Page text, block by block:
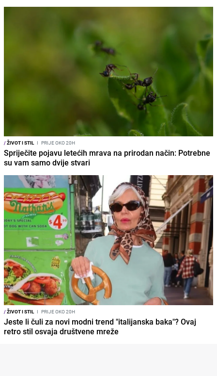
/ŽIVOT I STIL I PRIJE OKO 20H
Spriječite pojavu letećih mrava na prirodan način: Potrebne
su vam samo dvije stvari
/ŽIVOT I STIL I PRIJE OKO 20H
Jeste li čuli za novi modni trend "italijanska baka"? Ovaj
retro stil osvaja društvene mreže